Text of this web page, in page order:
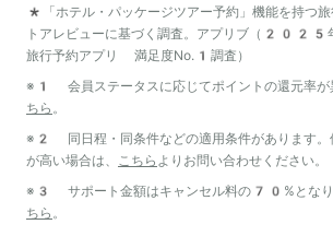
*「ホテル・パッケージツアー予約」機能を持つ旅
トアレビューに基づく調査。アプリブ（
旅行予約アプリ 満足度No.1調査）
※1 会員ステータスに応じてポイントの還元率が
ちら 。
※2 同日程・同条件などの適用条件があります。
が高い場合は、 こちら よりお問い合わせください。
※3 サポート金額はキャンセル料の70%となり
ちら 。